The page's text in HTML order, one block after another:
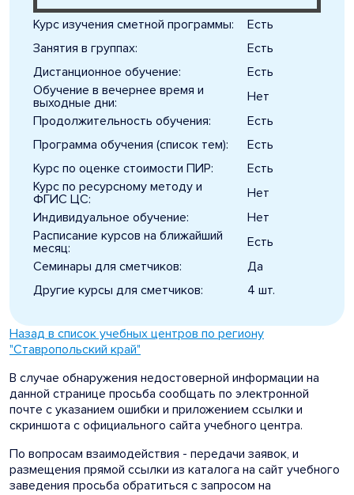
Курс изучения сметной программы:
Есть
Занятия в группах:
Есть
Дистанционное обучение:
Есть
Обучение в вечернее время и
выходные дни:
Нет
Продолжительность обучения:
Есть
Программа обучения (список тем):
Есть
Курс по оценке стоимости ПИР:
Есть
Курс по ресурсному методу и
ФГИС ЦС:
Нет
Индивидуальное обучение:
Нет
Расписание курсов на ближайший
месяц:
Есть
Семинары для сметчиков:
Да
Другие курсы для сметчиков:
4 шт.
Назад в список учебных центров по региону
"Ставропольский край"
В случае обнаружения недостоверной информации на
данной странице просьба сообщать по электронной
почте с указанием ошибки и приложением ссылки и
скриншота с официального сайта учебного центра.
По вопросам взаимодействия - передачи заявок, и
размещения прямой ссылки из каталога на сайт учебного
заведения просьба обратиться с запросом на